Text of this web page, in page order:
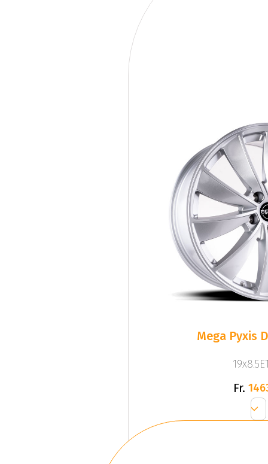
Mega Pyxis
Fr.